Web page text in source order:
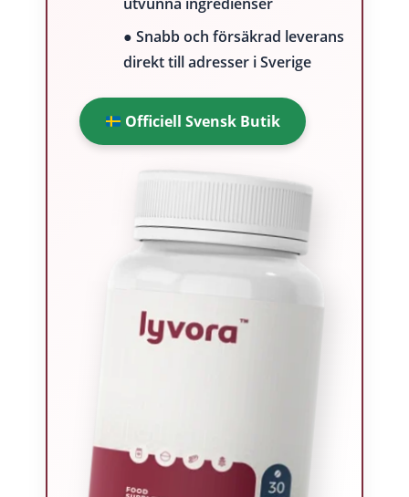
● Snabb och försäkrad leverans
direkt till adresser i Sverige
Officiell Svensk Butik